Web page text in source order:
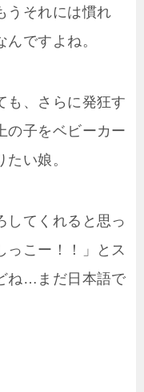
うそれには慣れ
ですよね。
も、さらに発狂す
の子をベビーカー
い娘。
してくれると思っ
っこー！！」とス
ね…まだ日本語で